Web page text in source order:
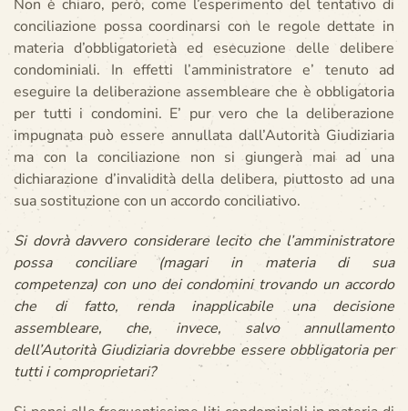
Non è chiaro, però, come l’esperimento del tentativo di
conciliazione possa coordinarsi con le regole dettate in
materia d’obbligatorietà ed esecuzione delle delibere
condominiali. In effetti l’amministratore e’ tenuto ad
eseguire la deliberazione assembleare che è obbligatoria
per tutti i condomini. E’ pur vero che la deliberazione
impugnata può essere annullata dall’Autorità Giudiziaria
ma con la conciliazione non si giungerà mai ad una
dichiarazione d’invalidità della delibera, piuttosto ad una
sua sostituzione con un accordo conciliativo.
Si dovrà davvero considerare lecito che l’amministratore
possa conciliare(magari in materia di sua
competenza) con uno dei condomini trovando un accordo
che di fatto, renda inapplicabile una decisione
assembleare, che, invece, salvo annullamento
dell’Autorità Giudiziaria dovrebbe essere obbligatoria per
tutti i comproprietari?